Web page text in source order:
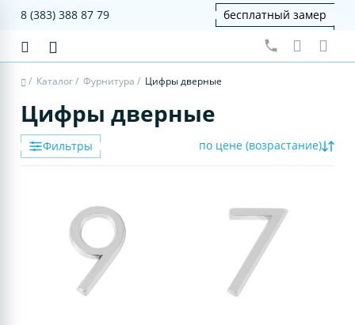
8 (383) 388 87 79 бесплатный замер
/ Каталог/ Фурнитура / Цифры дверные
Цифры дверные
Фильтры по цене (возрастание)